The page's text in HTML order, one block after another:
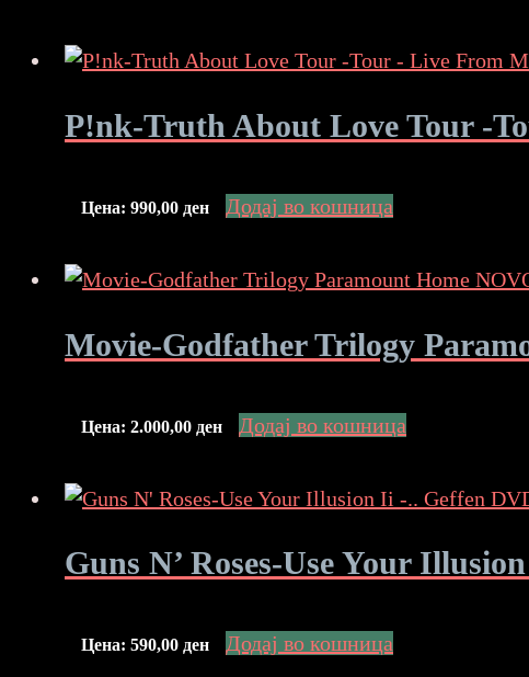
P!nk-Truth About Love Tour -
Цена: 990,00 ден Додај во кошница
Movie-Godfather Trilogy
Цена: 2.000,00 ден Додај во кошница
Guns N’ Roses-Use Your
Цена: 590,00 ден Додај во кошница